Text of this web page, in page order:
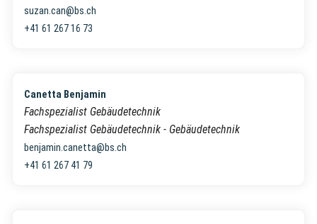
suzan.can@bs.ch
+41 61 267 16 73
Canetta Benjamin
Fachspezialist Gebäudetechnik
Fachspezialist Gebäudetechnik - Gebäudetechnik
benjamin.canetta@bs.ch
+41 61 267 41 79